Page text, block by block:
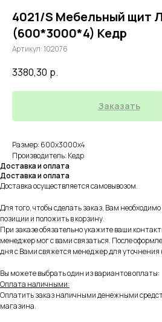
4021/S Мебельный щит
(600*3000*4) Кедр
Артикул:102076
3380,30 р.
Заказать
Размер: 600х3000х4
Производитель: Кедр
Доставка и оплата
Доставка и оплата
Доставка осуществляется самовывозом.
Для того, чтобы сделать заказ, Вам
позиции и положить в корзину.
При заказе обязательно укажите ваши
менеджер мог с вами связаться. После
дня с Вами свяжется менеджер для уточнения
Вы можете выбрать один из вариантов оплаты:
Оплата наличными:
Оплатить заказ наличными денежными
магазина.